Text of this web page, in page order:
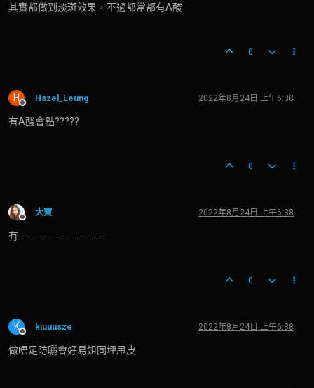
其實都做到淡斑效果，不過都常都有A酸
0
H
離線
Hazel_Leung 2022年8月24日 上午6:38
有A酸會點?????
0
離線
大寶 2022年8月24日 上午6:38
冇.........................................
0
K
離線
kiuuusze 2022年8月24日 上午6:38
做唔足防曬會好易姐同埋甩皮